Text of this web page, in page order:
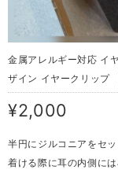
金属アレルギー対応 イ
ザイン イヤークリップ
¥2,000
半円にジルコニアをセ
着ける際に耳の内側に